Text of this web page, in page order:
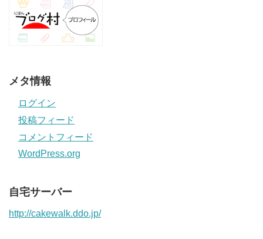
メタ情報
ログイン
投稿フィード
コメントフィード
WordPress.org
自宅サーバー
http://cakewalk.ddo.jp/